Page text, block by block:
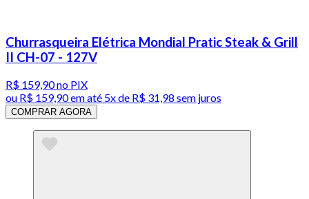
Churrasqueira Elétrica Mondial Pratic Steak & Grill
II CH-07 - 127V
R$ 159,90no PIX
ou R$ 159,90em até 5x de R$ 31,98 sem juros
COMPRAR AGORA